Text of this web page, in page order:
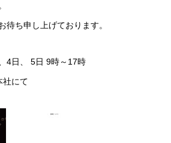
待ち申し上げております。
、 5日 9時～17時
にて